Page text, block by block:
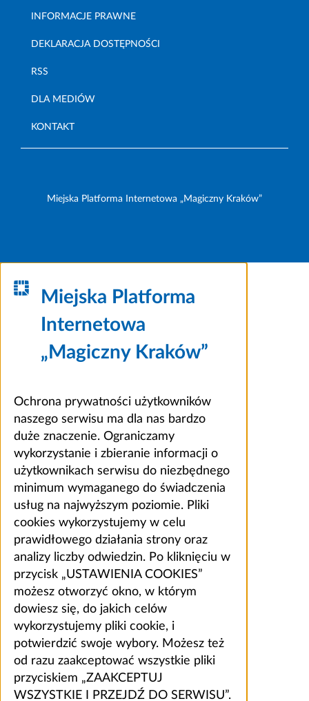
INFORMACJE PRAWNE
DEKLARACJA DOSTĘPNOŚCI
RSS
DLA MEDIÓW
KONTAKT
Miejska Platforma Internetowa „Magiczny Kraków”
Miejska Platforma
Internetowa
„Magiczny Kraków”
Ochrona prywatności użytkowników
naszego serwisu ma dla nas bardzo
duże znaczenie. Ograniczamy
wykorzystanie i zbieranie informacji o
użytkownikach serwisu do niezbędnego
minimum wymaganego do świadczenia
usług na najwyższym poziomie. Pliki
cookies wykorzystujemy w celu
prawidłowego działania strony oraz
analizy liczby odwiedzin. Po kliknięciu w
przycisk „USTAWIENIA COOKIES”
możesz otworzyć okno, w którym
dowiesz się, do jakich celów
wykorzystujemy pliki cookie, i
potwierdzić swoje wybory. Możesz też
od razu zaakceptować wszystkie pliki
przyciskiem „ZAAKCEPTUJ
WSZYSTKIE I PRZEJDŹ DO SERWISU”.